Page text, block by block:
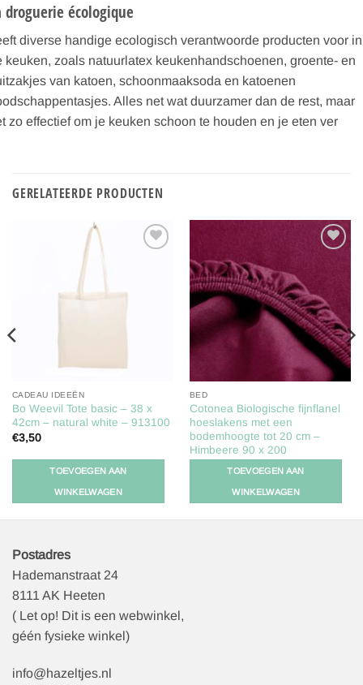
droguerie écologique
diverse handige ecologisch verantwoorde producten voor in
keuken, zoals natuurlatex keukenhandschoenen, groente- en
van katoen, schoonmaaksoda en katoenen
Alles net wat duurzamer dan de rest, maar
zo effectief om je keuken schoon te houden en je eten ver
GERELATEERDE PRODUCTEN
CADEAU IDEEËN
Bo Weevil Tote basic – 38 x
42cm – natural white – 913100
€3,50
TOEVOEGEN AAN
WINKELWAGEN
verlanglijst
BED
Cotonea Biologische fijnflanel
hoeslakens met een
bodemhoogte tot 20 cm –
Himbeere 90 x 200
TOEVOEGEN AAN
WINKELWAGEN
Postadres
Hademanstraat 24
8111 AK Heeten
( Let op! Dit is een webwinkel,
géén fysieke winkel)
info@hazeltjes.nl